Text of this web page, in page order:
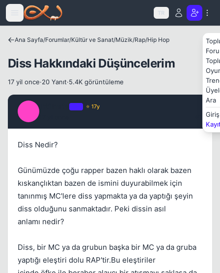
Icerige atla
TR
Ara
Giriş
Ana Sayfa/Forumlar/Kültür ve Sanat/Müzik/Rap/Hip Hop
Diss Hakkındaki Düşüncelerim
17 yil once·20 Yanıt·5.4K görüntüleme
⭐ 17y
Diss Nedir?
Günümüzde çoğu rapper bazen haklı olarak bazen
kıskançlıktan bazen de ismini duyurabilmek için
tanınmış MC'lere diss yapmakta ya da yaptığı şeyin
diss olduğunu sanmaktadır. Peki dissin asıl
anlamı nedir?
Diss, bir MC ya da grubun başka bir MC ya da gruba
yaptığı eleştiri dolu RAP'tir.Bu eleştiriler
Kapat